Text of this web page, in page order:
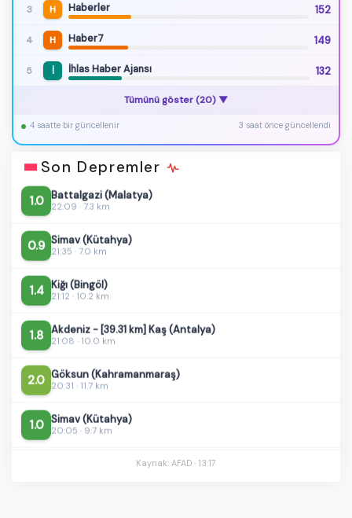
3 H Haberler 152
4 H Haber7 149
5 İ İhlas Haber Ajansı 132
Tümünü göster (20) ▼
4 saatte bir güncellenir 3 saat önce güncellendi
Son Depremler
Erdemli (Mersin)
22:56 · 7.1 km
1.1
1.0 22:09 · 7.3 km
0.9 21:35 · 7.0 km
1.4 21:12 · 10.2 km
1.8 21:08 · 10.0 km
2.0 20:31 · 11.7 km
1.0 20:05 · 9.7 km
Kaynak: AFAD · 13:17